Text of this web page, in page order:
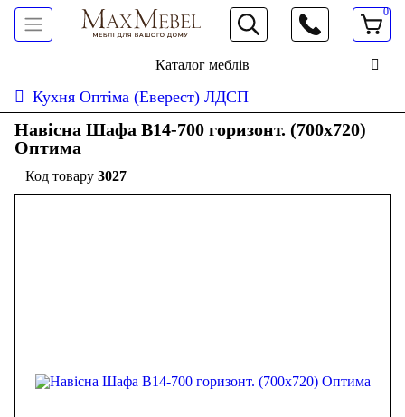
066 472 19 61
0
Каталог меблів
Кухня Оптіма (Еверест) ЛДСП
Навісна Шафа В14-700 горизонт. (700x720)
Оптима
3027